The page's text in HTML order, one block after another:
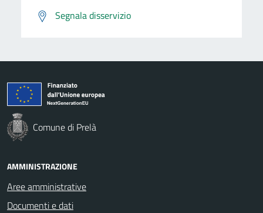
Segnala disservizio
Comune di Prelà
AMMINISTRAZIONE
Aree amministrative
Documenti e dati